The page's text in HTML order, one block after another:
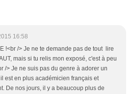
16:58
!<br /> Je ne te demande pas de tout lire
mais si tu relis mon exposé, c'est à peu
/> Je ne suis pas du genre à adorer un
est en plus académicien français et
De nos jours, il y a beaucoup plus de